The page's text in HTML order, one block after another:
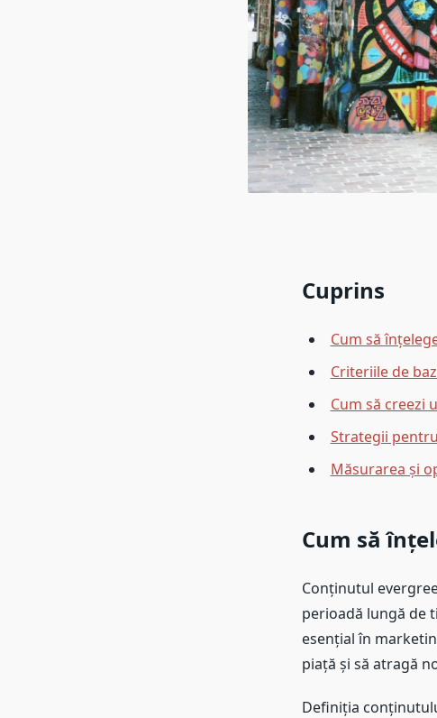
Cuprins
Cum să
Criteriile de
Cum să creezi
Strategii
Măsurarea și
Cum să
Conținutul
perioadă lungă de
esențial în
piață și să atragă
Definiția